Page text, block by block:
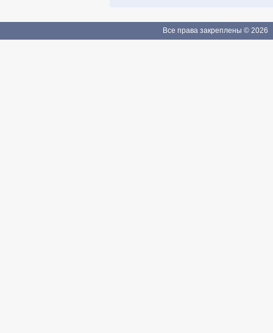
Если Вы зарегистрированы
Все права закреплены © 2026